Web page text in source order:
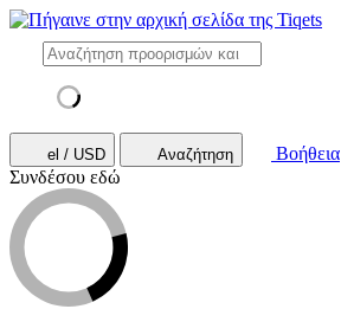
el / USD Αναζήτηση
Βοήθεια
Συνδέσου εδώ